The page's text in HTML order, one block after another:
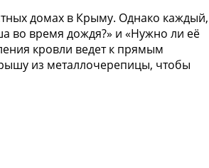
домах в Крыму. Однако каждый,
во время дождя?» и «Нужно ли её
кровли ведет к прямым
из металлочерепицы, чтобы